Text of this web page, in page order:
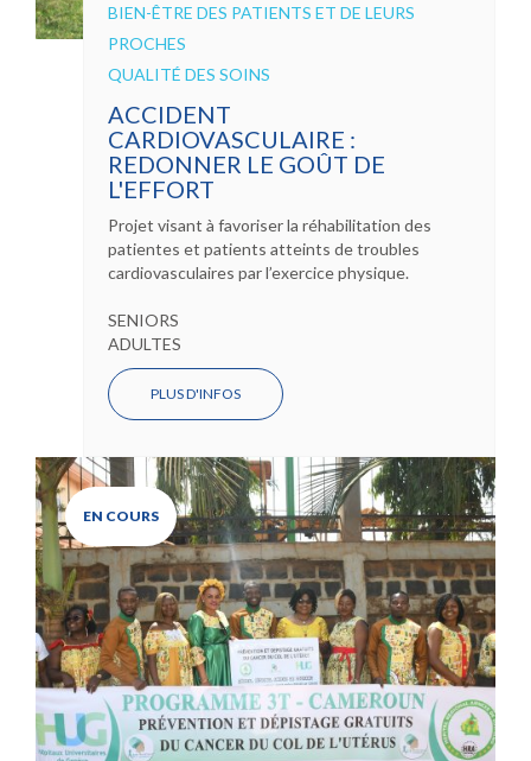
BIEN-ÊTRE DES PATIENTS ET DE LEURS
PROCHES
QUALITÉ DES SOINS
ACCIDENT
CARDIOVASCULAIRE :
REDONNER LE GOÛT DE
L'EFFORT
Projet visant à favoriser la réhabilitation des
patientes et patients atteints de troubles
cardiovasculaires par l’exercice physique.
SENIORS
ADULTES
PLUS D'INFOS
EN COURS